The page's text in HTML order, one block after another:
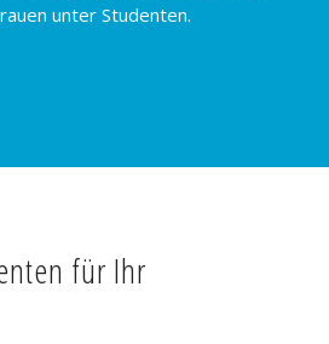
unter Studenten.
für Ihr